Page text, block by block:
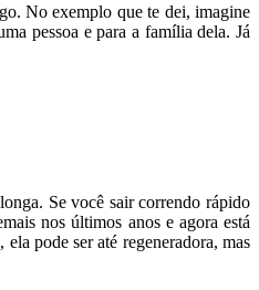
No exemplo que te dei, imagine
pessoa e para a família dela. Já
Se você sair correndo rápido
nos últimos anos e agora está
pode ser até regeneradora, mas